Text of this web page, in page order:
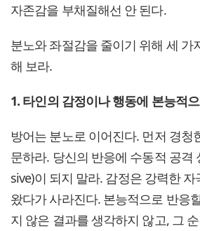
자존감을 부채질해선 안 된다.
분노와 좌절감을 줄이기 위해 세 가
해 보라.
1. 타인의 감정이나 행동에 본능적
방어는 분노로 이어진다. 먼저 경청
문하라. 당신의 반응에 수동적 공격
sive)이 되지 말라. 감정은 강력한
왔다가 사라진다. 본능적으로 반응
지 않은 결과를 생각하지 않고, 그